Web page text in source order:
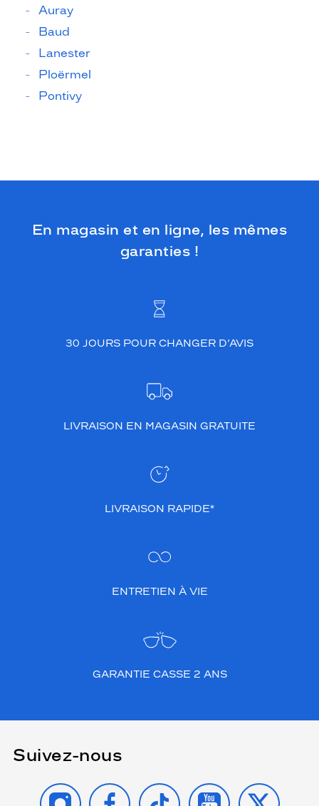
Auray
Baud
Lanester
Ploërmel
Pontivy
En magasin et en ligne, les mêmes
garanties !
30 JOURS POUR CHANGER D’AVIS
LIVRAISON EN MAGASIN GRATUITE
LIVRAISON RAPIDE*
ENTRETIEN À VIE
GARANTIE CASSE 2 ANS
Suivez-nous
INSTAGRAMFACEBOOK
TIKTOK YOUTUBE
X